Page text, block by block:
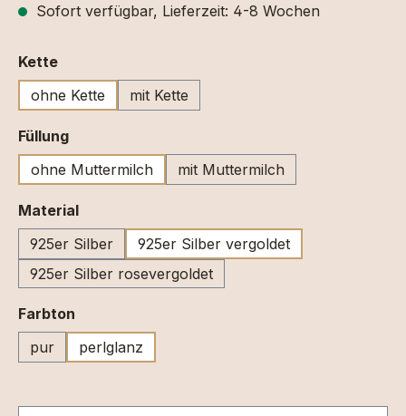
Sofort verfügbar, Lieferzeit: 4-8 Wochen
Ketteauswählen
ohne Kette
mit Kette
Füllungauswählen
ohne Muttermilch
mit Muttermilch
Materialauswählen
925er Silber
925er Silber vergoldet
925er Silber rosevergoldet
Farbton
pur
perlglanz